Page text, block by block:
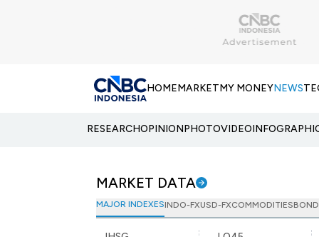
HOMEMARKETMY MONEYNEWS
RESEARCHOPINIONPHOTOVIDEO
MARKET DATA
MAJOR INDEXESINDO-FXUSD-FXCOMMODITIES